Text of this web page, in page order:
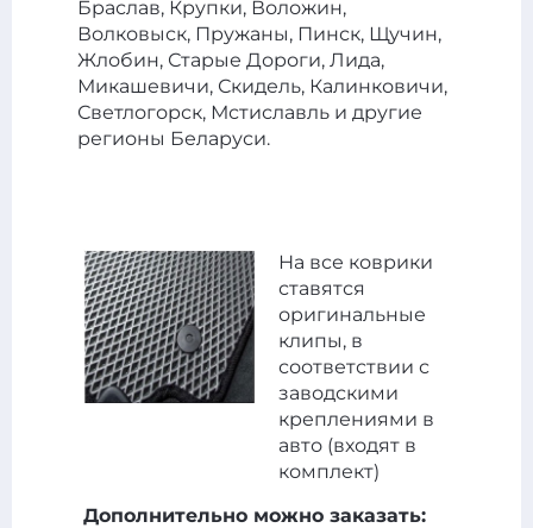
Браслав, Крупки, Воложин,
Волковыск, Пружаны, Пинск, Щучин,
Жлобин, Старые Дороги, Лида,
Микашевичи, Скидель, Калинковичи,
Светлогорск, Мстиславль и другие
регионы Беларуси.
На все коврики
ставятся
оригинальные
клипы, в
соответствии с
заводскими
креплениями в
авто (входят в
комплект)
Дополнительно можно заказать: